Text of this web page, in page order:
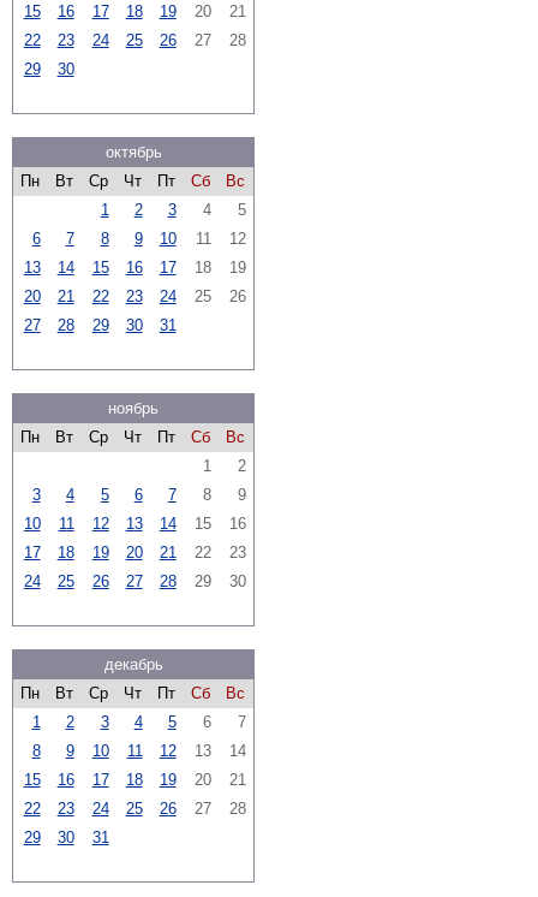
15 16 17 18 19 20
21
22
23 24 25 26 27
28
29
30
октябрь
Пн
Вт Ср Чт Пт Сб
Вс
1
2 3 4
5
6
7 8 9 10 11
12
13
14 15 16 17 18
19
20
21 22 23 24 25
26
27
28 29 30 31
ноябрь
Пн
Вт Ср Чт Пт Сб
Вс
1
2
3
4 5 6 7 8
9
10
11 12 13 14 15
16
17
18 19 20 21 22
23
24
25 26 27 28 29 30
декабрь
Пн
Вт Ср Чт Пт Сб
Вс
1
2 3 4 5 6
7
8
9 10 11 12 13
14
15
16 17 18 19 20
21
22
23 24 25 26 27
28
29
30 31